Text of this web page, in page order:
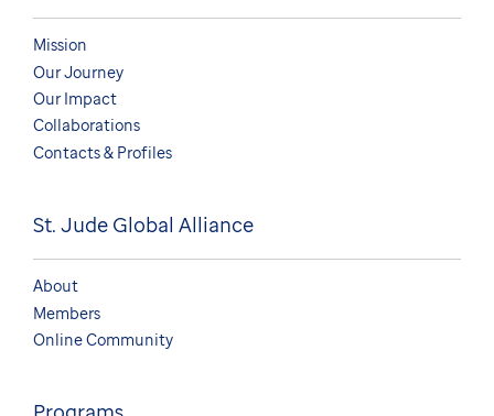
Mission
Our Journey
Our Impact
Collaborations
Contacts & Profiles
St. Jude Global Alliance
About
Members
Online Community